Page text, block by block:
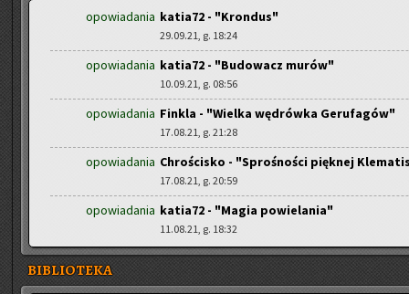
opowiadania katia72 - "Krondus"
29.09.21, g. 18:24
opowiadania katia72 - "Budowacz murów"
10.09.21, g. 08:56
opowiadania Finkla - "Wielka wędrówka Gerufagów"
17.08.21, g. 21:28
opowiadania Chrościsko - "Sprośności pięknej
17.08.21, g. 20:59
opowiadania katia72 - "Magia powielania"
11.08.21, g. 18:32
BIBLIOTEKA